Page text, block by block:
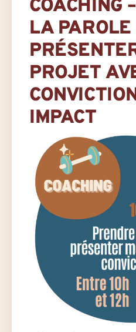
COACHING
LA PAROLE
PROJET
IMPACT